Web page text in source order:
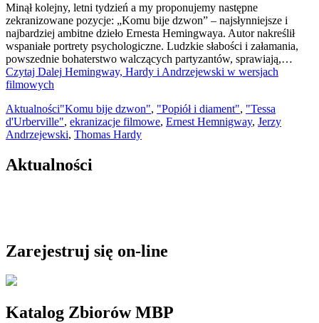
Minął kolejny, letni tydzień a my proponujemy następne
zekranizowane pozycje: „Komu bije dzwon” – najsłynniejsze i
najbardziej ambitne dzieło Ernesta Hemingwaya. Autor nakreślił
wspaniałe portrety psychologiczne. Ludzkie słabości i załamania,
powszednie bohaterstwo walczących partyzantów, sprawiają,…
Czytaj Dalej Hemingway, Hardy i Andrzejewski w wersjach
filmowych
Aktualności"Komu bije dzwon", "Popiół i diament", "Tessa
d'Urberville", ekranizacje filmowe, Ernest Hemnigway, Jerzy
Andrzejewski, Thomas Hardy
Aktualności
Zarejestruj się on-line
Katalog Zbiorów MBP